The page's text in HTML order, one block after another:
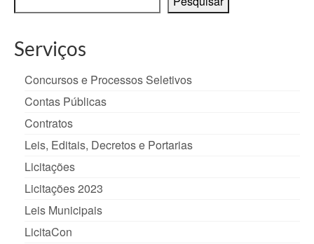
Serviços
Concursos e Processos Seletivos
Contas Públicas
Contratos
Leis, Editais, Decretos e Portarias
Licitações
Licitações 2023
Leis Municipais
LicitaCon